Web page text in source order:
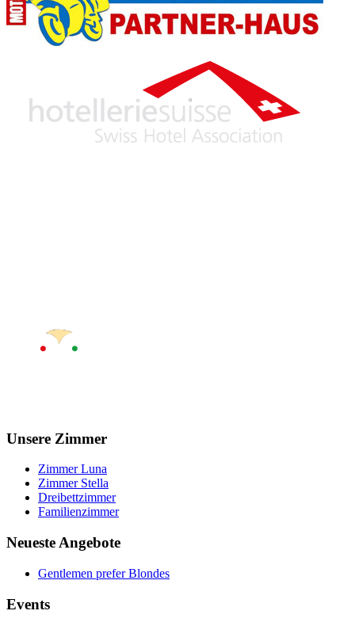
Unsere Zimmer
Zimmer Luna
Zimmer Stella
Dreibettzimmer
Familienzimmer
Neueste Angebote
Gentlemen prefer Blondes
Events